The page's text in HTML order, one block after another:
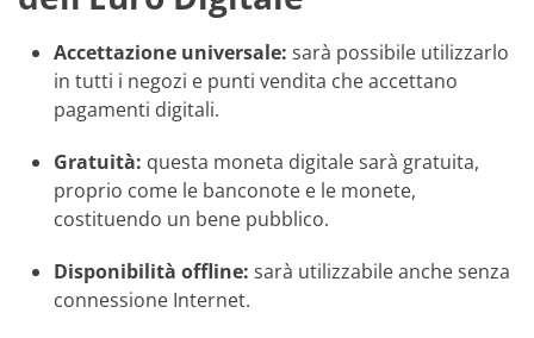
Accettazione universale: sarà possibile utilizzarlo
in tutti i negozi e punti vendita che accettano
pagamenti digitali.
Gratuità: questa moneta digitale sarà gratuita,
proprio come le banconote e le monete,
costituendo un bene pubblico.
Disponibilità offline: sarà utilizzabile anche senza
connessione Internet.